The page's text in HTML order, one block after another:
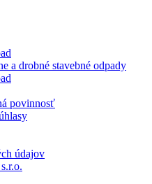
a drobné stavebné odpady
povinnosť
údajov